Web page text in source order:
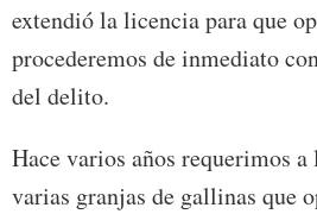
extendió la licencia para que
procederemos de inmediato
del delito.
Hace varios años requerimos
varias granjas de gallinas que